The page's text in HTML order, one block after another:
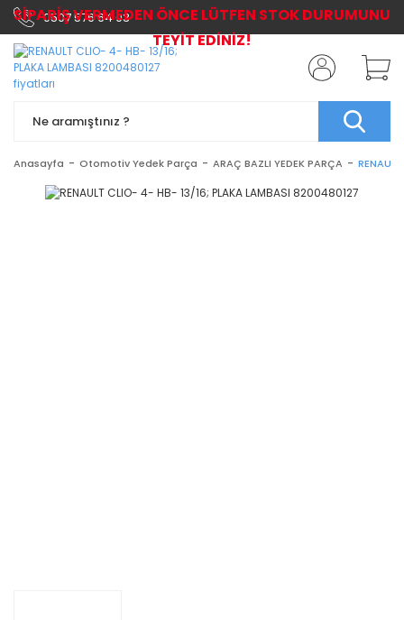
0507 576 64 03
Anasayfa Otomotiv Yedek Parça ARAÇ BAZLI YEDEK PARÇA
SİPARİŞ VERMEDEN ÖNCE LÜTFEN STOK DURUMUNU
TEYİT EDİNİZ!